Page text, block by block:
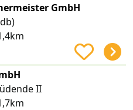
GmbH
II